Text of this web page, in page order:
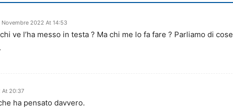
Novembre 2022 At 14:53
ve l’ha messo in testa ? Ma chi me lo fa fare ? Parliamo di cose
At 20:37
ha pensato davvero.